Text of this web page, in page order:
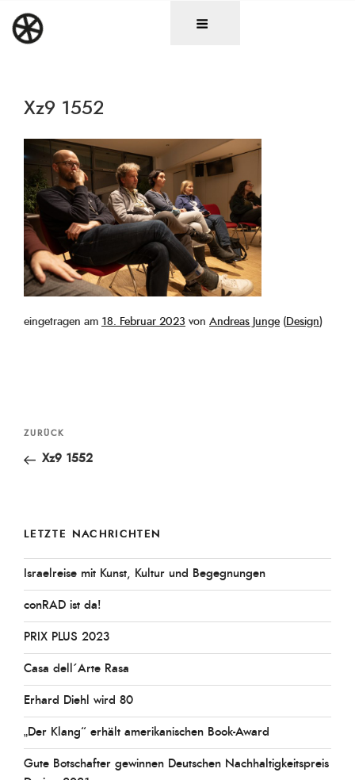
Inhalt
springen
Xz9 1552
eingetragen am Veröffentlicht
18. Februar 2023 von Andreas Junge (Design)
Beitragsnavigation
Vorheriger
Beitrag
ZURÜCK
Xz9 1552
LETZTE NACHRICHTEN
Israelreise mit Kunst, Kultur und Begegnungen
conRAD ist da!
PRIX PLUS 2023
Casa dell´Arte Rasa
Erhard Diehl wird 80
„Der Klang“ erhält amerikanischen Book-Award
Gute Botschafter gewinnen Deutschen Nachhaltigkeitspreis